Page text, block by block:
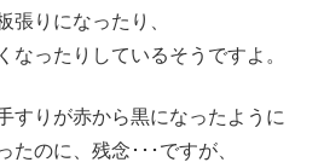
張りになったり、
なったりしているそうですよ。
すりが赤から黒になったように
たのに、残念･･･ですが、